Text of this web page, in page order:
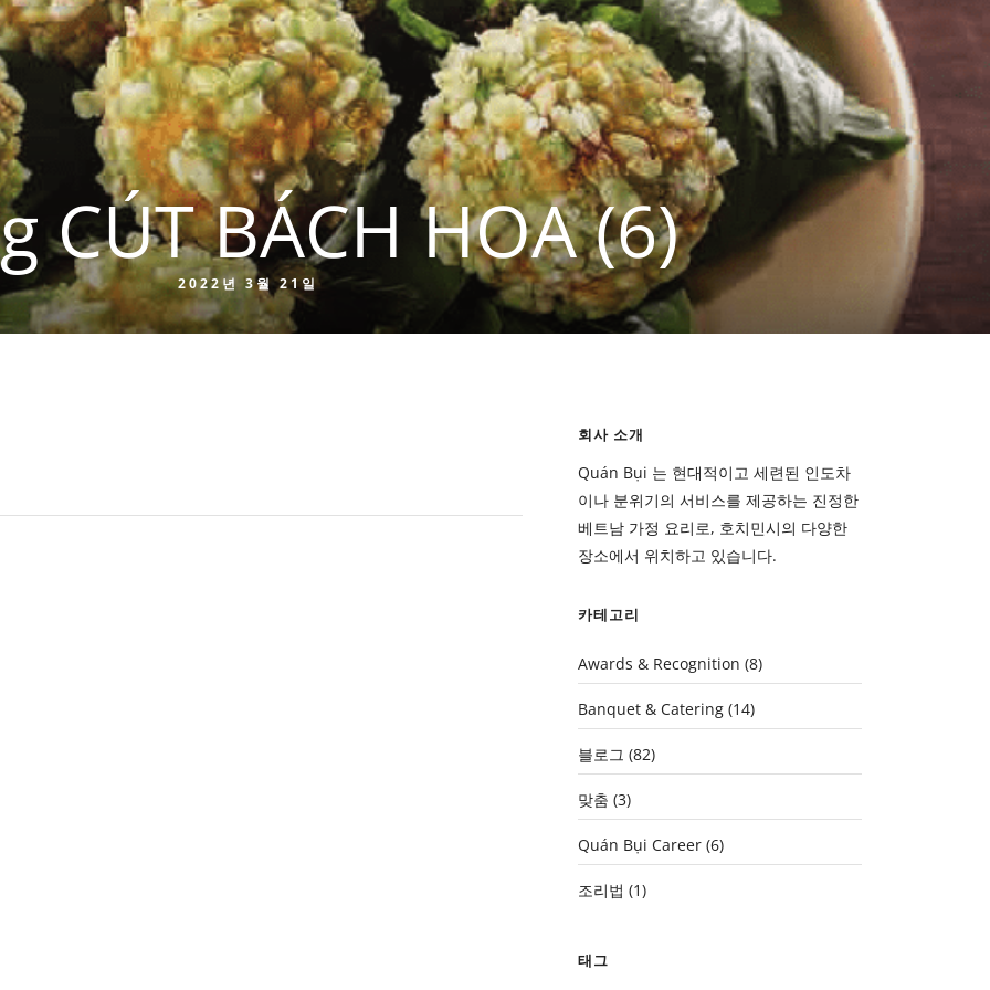
CÚT BÁCH HOA (6)
2022년 3월 21일
회사 소개
Quán Bụi 는 현대적이고 세련된 인도차
이나 분위기의 서비스를 제공하는 진정한
베트남 가정 요리로, 호치민시의 다양한
장소에서 위치하고 있습니다.
카테고리
Awards & Recognition (8)
Banquet & Catering (14)
블로그 (82)
맞춤 (3)
Quán Bụi Career (6)
조리법 (1)
태그